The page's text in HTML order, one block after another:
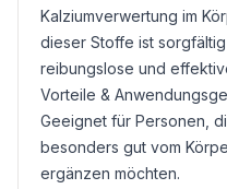
Kalziumverwertung im
dieser Stoffe ist
reibungslose und
Vorteile &
Geeignet für Personen,
besonders gut vom
ergänzen möchten.